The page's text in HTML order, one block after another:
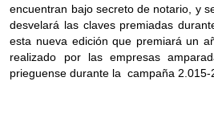
encuentran bajo secreto de notario, y
desvelará las claves premiadas
esta nueva edición que premiará un
realizado por las empresas
prieguense durante la campaña 2.015-